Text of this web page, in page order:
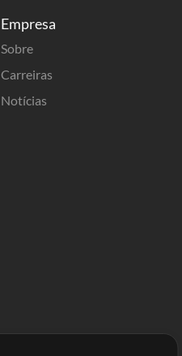
Empresa
Sobre
Carreiras
Notícias